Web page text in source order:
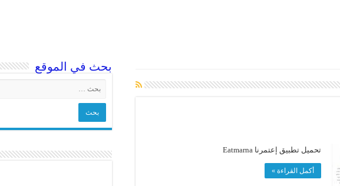
تحميل تطبيق إعتمرنا Eatmarna
أكمل القراءة »
بحث في الموقع